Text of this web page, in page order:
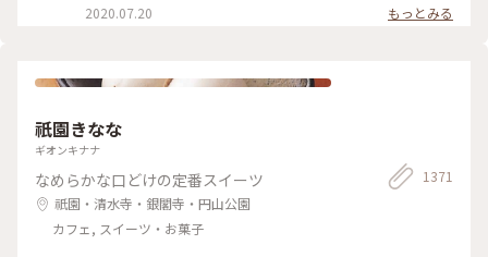
2020.07.20
もっとみる
祇園きなな
ギオンキナナ
なめらかな口どけの定番スイーツ
祇園・清水寺・銀閣寺・円山公園
カフェ, スイーツ・お菓子
1371